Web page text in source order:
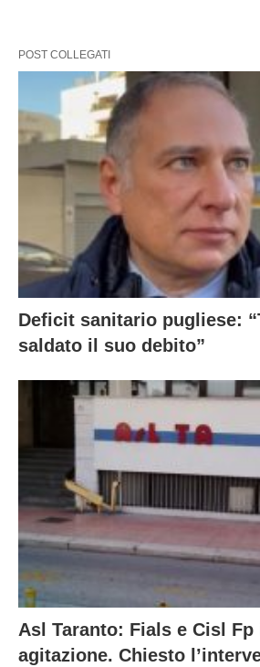
POST COLLEGATI
Deficit sanitario pugliese:
saldato il suo debito”
Asl Taranto: Fials e Cisl
agitazione. Chiesto